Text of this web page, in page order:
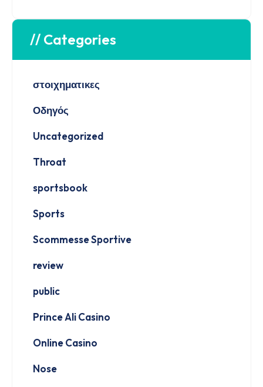
// Categories
στοιχηματικες
Οδηγός
Uncategorized
Throat
sportsbook
Sports
Scommesse Sportive
review
public
Prince Ali Casino
Online Casino
Nose